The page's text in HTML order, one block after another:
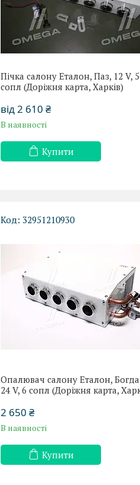
Пічка салону Еталон, Паз, 12 V, 5
сопл (Доріжня карта, Харків)
від 2 610 ₴
В наявності
Купити
32951210930
Опалювач салону Еталон,
24 V, 6 сопл (Доріжня карта,
2 650 ₴
В наявності
Купити